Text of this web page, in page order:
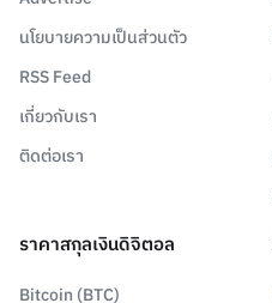
นโยบายความเป็นส่วนตัว
RSS Feed
เกี่ยวกับเรา
ติดต่อเรา
ราคาสกุลเงินดิจิตอล
Bitcoin (BTC)